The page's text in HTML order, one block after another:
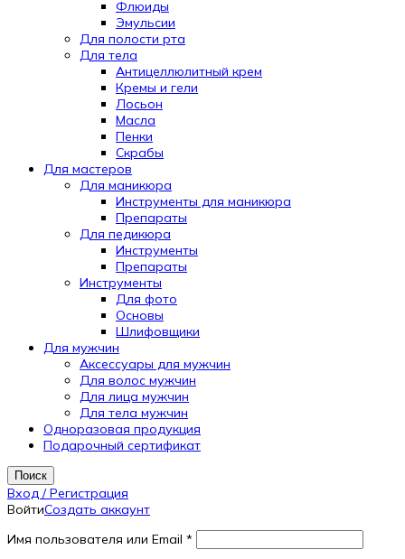
Флюиды
Эмульсии
Для полости рта
Для тела
Антицеллюлитный крем
Кремы и гели
Лосьон
Масла
Пенки
Скрабы
Для мастеров
Для маникюра
Инструменты для маникюра
Препараты
Для педикюра
Инструменты
Препараты
Инструменты
Для фото
Основы
Шлифовщики
Для мужчин
Аксессуары для мужчин
Для волос мужчин
Для лица мужчин
Для тела мужчин
Одноразовая продукция
Подарочный сертификат
Поиск
Вход / Регистрация
ВойтиСоздать аккаунт
Имя пользователя или Email *